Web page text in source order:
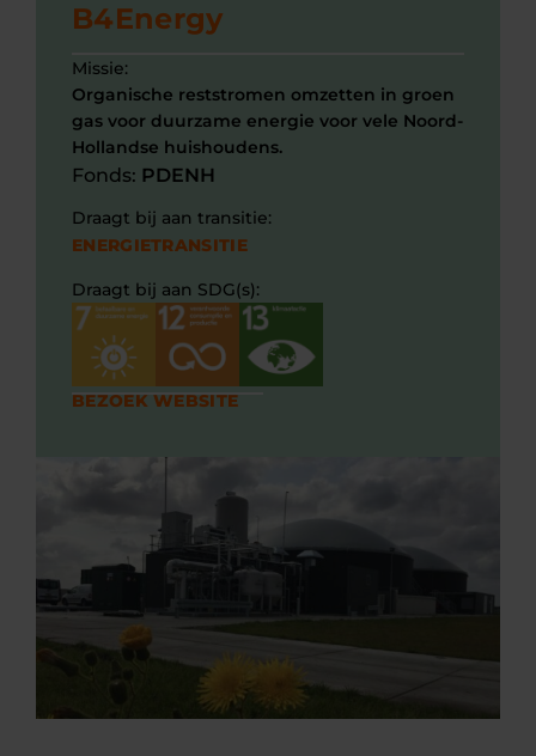
B4Energy
Missie:
Organische reststromen omzetten in groen
gas voor duurzame energie voor vele Noord-
Hollandse huishoudens.
Fonds: PDENH
Draagt bij aan transitie:
ENERGIETRANSITIE
Draagt bij aan SDG(s):
BEZOEK WEBSITE